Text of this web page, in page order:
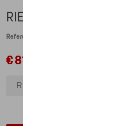
RIEM - MARTINI
Referentie: WAP5601250P0MR
€ 81,35
Riem - Martini Racing - 125